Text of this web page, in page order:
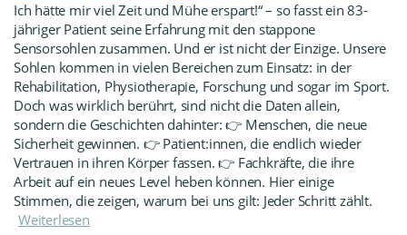
Ich hätte mir viel Zeit und Mühe erspart!“ – so fasst ein 83-
jähriger Patient seine Erfahrung mit den stappone
Sensorsohlen zusammen. Und er ist nicht der Einzige. Unsere
Sohlen kommen in vielen Bereichen zum Einsatz: in der
Rehabilitation, Physiotherapie, Forschung und sogar im Sport.
Doch was wirklich berührt, sind nicht die Daten allein,
sondern die Geschichten dahinter: 👉 Menschen, die neue
Sicherheit gewinnen. 👉 Patient:innen, die endlich wieder
Vertrauen in ihren Körper fassen. 👉 Fachkräfte, die ihre
Arbeit auf ein neues Level heben können. Hier einige
Stimmen, die zeigen, warum bei uns gilt: Jeder Schritt zählt.
Weiterlesen